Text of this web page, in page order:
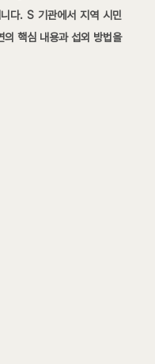
다. S 기관에서 지역 시민
의 핵심 내용과 섭외 방법을